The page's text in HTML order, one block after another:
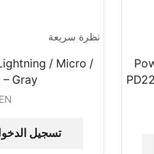
نظرة سريعة
/ Micro /
Gray
تسجيل